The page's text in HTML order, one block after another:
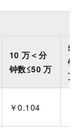
10 万＜分
钟数≤50 万
50
钟
万
￥0.104